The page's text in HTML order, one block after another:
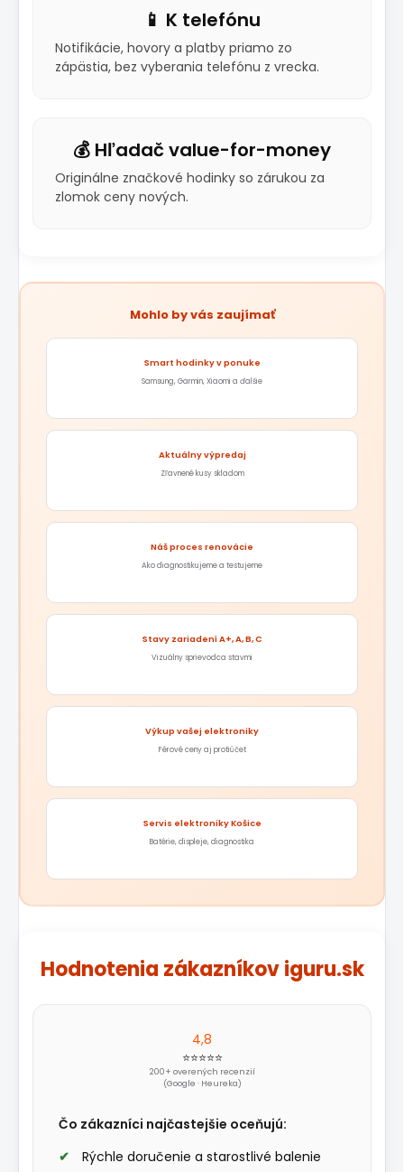
📱 K telefónu
Notifikácie, hovory a platby priamo zo
zápästia, bez vyberania telefónu z vrecka.
💰 Hľadač value-for-money
Originálne značkové hodinky so zárukou za
zlomok ceny nových.
Mohlo by vás zaujímať
Smart hodinky v ponuke
Samsung, Garmin, Xiaomi a ďalšie
Aktuálny výpredaj
Zľavnené kusy skladom
Náš proces renovácie
Ako diagnostikujeme a testujeme
Stavy zariadení A+, A, B, C
Vizuálny sprievodca stavmi
Výkup vašej elektroniky
Férové ceny aj protiúčet
Servis elektroniky Košice
Batérie, displeje, diagnostika
Hodnotenia zákazníkov iguru.sk
4,8
⭐⭐⭐⭐⭐
200+ overených recenzií
(Google · Heureka)
Čo zákazníci najčastejšie oceňujú:
Rýchle doručenie a starostlivé balenie